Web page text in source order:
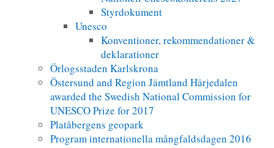
Styrdokument
Unesco
Konventioner, rekommendationer &
deklarationer
Örlogsstaden Karlskrona
Östersund and Region Jämtland Härjedalen
awarded the Swedish National Commission for
UNESCO Prize for 2017
Platåbergens geopark
Program internationella mångfaldsdagen 2016